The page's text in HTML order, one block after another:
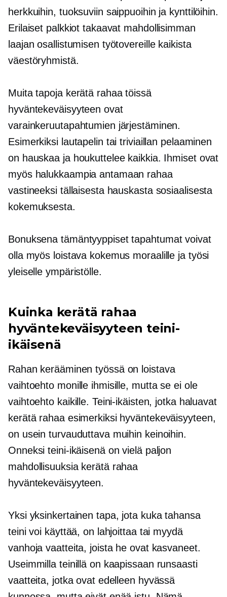
herkkuihin, tuoksuviin saippuoihin ja kynttilöihin.
Erilaiset palkkiot takaavat mahdollisimman
laajan osallistumisen työtovereille kaikista
väestöryhmistä.
Muita tapoja kerätä rahaa töissä
hyväntekeväisyyteen ovat
varainkeruutapahtumien järjestäminen.
Esimerkiksi lautapelin tai triviaillan pelaaminen
on hauskaa ja houkuttelee kaikkia. Ihmiset ovat
myös halukkaampia antamaan rahaa
vastineeksi tällaisesta hauskasta sosiaalisesta
kokemuksesta.
Bonuksena tämäntyyppiset tapahtumat voivat
olla myös loistava kokemus moraalille ja työsi
yleiselle ympäristölle.
Kuinka kerätä rahaa
hyväntekeväisyyteen teini-
ikäisenä
Rahan kerääminen työssä on loistava
vaihtoehto monille ihmisille, mutta se ei ole
vaihtoehto kaikille. Teini-ikäisten, jotka haluavat
kerätä rahaa esimerkiksi hyväntekeväisyyteen,
on usein turvauduttava muihin keinoihin.
Onneksi teini-ikäisenä on vielä paljon
mahdollisuuksia kerätä rahaa
hyväntekeväisyyteen.
Yksi yksinkertainen tapa, jota kuka tahansa
teini voi käyttää, on lahjoittaa tai myydä
vanhoja vaatteita, joista he ovat kasvaneet.
Useimmilla teinillä on kaapissaan runsaasti
vaatteita, jotka ovat edelleen hyvässä